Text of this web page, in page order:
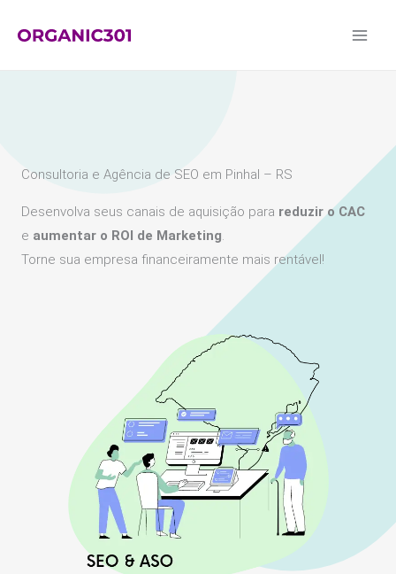
para
Consultoria e Agência de SEO em Pinhal – RS
Desenvolva seus canais de aquisição para reduzir o CAC
e aumentar o ROI de Marketing.
Torne sua empresa financeiramente mais rentável!